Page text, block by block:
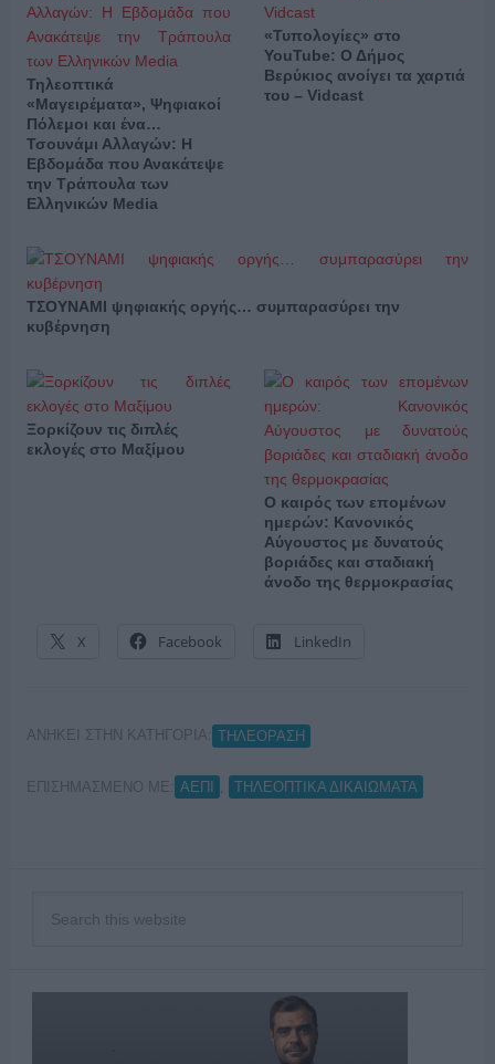
Τηλεοπτικά
«Μαγειρέματα», Ψηφιακοί
Πόλεμοι και ένα…
Τσουνάμι Αλλαγών: Η
Εβδομάδα που Ανακάτεψε
την Τράπουλα των
Ελληνικών Media
«Τυπολογίες» στο
YouTube: Ο Δήμος
Βερύκιος ανοίγει τα χαρτιά
του – Vidcast
ΤΣΟΥΝΑΜΙ ψηφιακής οργής… συμπαρασύρει την
κυβέρνηση
Ξορκίζουν τις διπλές
εκλογές στο Μαξίμου
Ο καιρός των επομένων
ημερών: Κανονικός
Αύγουστος με δυνατούς
βοριάδες και σταδιακή
άνοδο της θερμοκρασίας
X Facebook LinkedIn
ΑΝΗΚΕΙ ΣΤΗΝ ΚΑΤΗΓΟΡΙΑ: ΤΗΛΕΟΡΑΣΗ
ΕΠΙΣΗΜΑΣΜΕΝΟ ΜΕ: ΑΕΠΙ ΤΗΛΕΟΠΤΙΚΑ ΔΙΚΑΙΩΜΑΤΑ